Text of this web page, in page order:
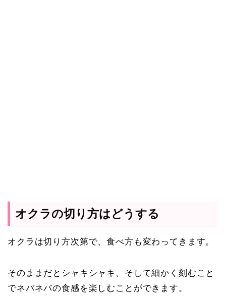
オクラの切り方はどうする
オクラは切り方次第で、食べ方も変わってきます。
そのままだとシャキシャキ、そして細かく刻むこと
でネバネバの食感を楽しむことができます。